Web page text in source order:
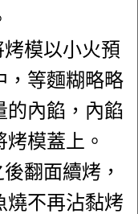
模以小火預
，等麵糊略略
的內餡，內餡
烤模蓋上。
翻面續烤，
燒不再沾黏烤